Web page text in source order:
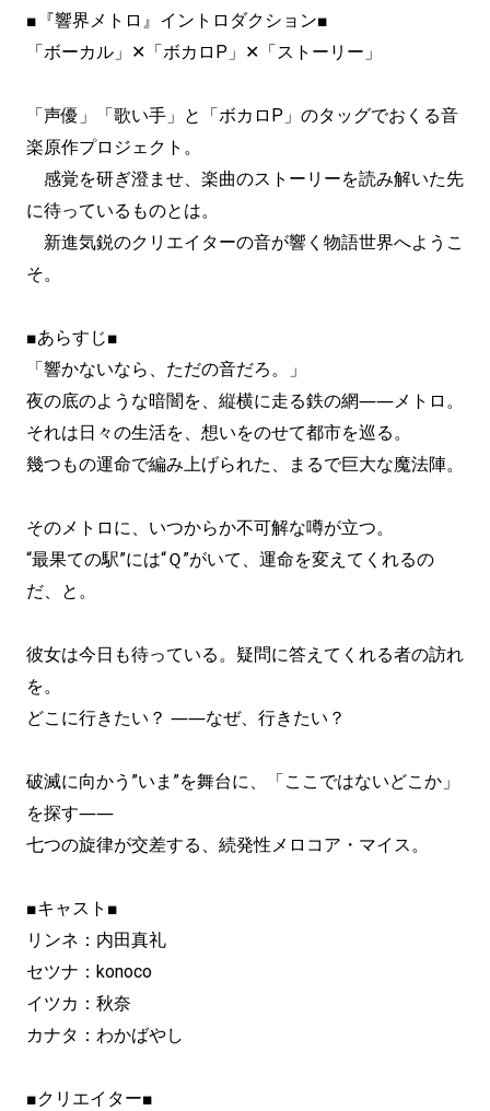
■『響界メトロ』イントロダクション■
「ボーカル」✕「ボカロP」✕「ストーリー」
「声優」「歌い手」と「ボカロP」のタッグでおくる音
楽原作プロジェクト。
感覚を研ぎ澄ませ、楽曲のストーリーを読み解いた先
に待っているものとは。
新進気鋭のクリエイターの音が響く物語世界へようこ
そ。
■あらすじ■
「響かないなら、ただの音だろ。」
夜の底のような暗闇を、縦横に走る鉄の網――メトロ。
それは日々の生活を、想いをのせて都市を巡る。
幾つもの運命で編み上げられた、まるで巨大な魔法陣。
そのメトロに、いつからか不可解な噂が立つ。
“最果ての駅”には“Ｑ”がいて、運命を変えてくれるの
だ、と。
彼女は今日も待っている。疑問に答えてくれる者の訪れ
を。
どこに行きたい？ ――なぜ、行きたい？
破滅に向かう”いま”を舞台に、「ここではないどこか」
を探す――
七つの旋律が交差する、続発性メロコア・マイス。
■キャスト■
リンネ：内田真礼
セツナ：konoco
イツカ：秋奈
カナタ：わかばやし
■クリエイター■